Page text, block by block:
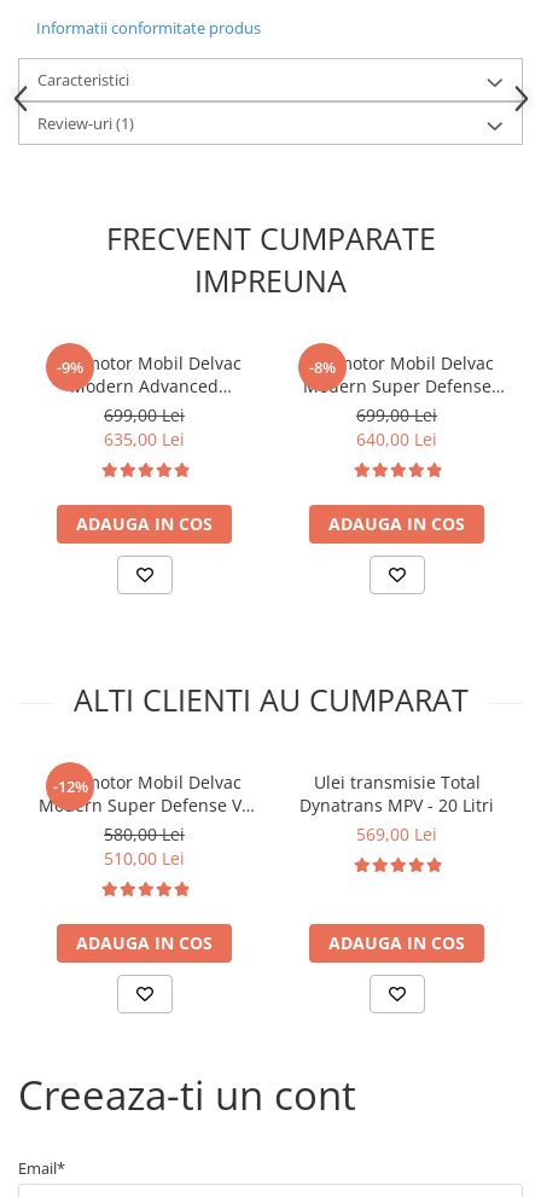
Kit lant distributie
Pompa apa
Transmisie
Kit transmisie
Directie/stabilizare
Cap de bara
Caroserie
Amortizor capota
Amortizor portbagaj/hayon
Amortizor
Arcuri
Pivot suspensie
■ Huse scaune auto
■ Covorase/presuri auto
■ Becuri auto
■ Accesorii auto interior
■ Electrice auto
■ Siguranta auto
■ Capace roti
■ Suporturi portbagaj
Informatii conformitate produs
Caracteristici
Review-uri(1)
FRECVENT CUMPARATE
IMPREUNA
-9%
Ulei motor Mobil Delvac
Modern Advanced
Protection 10W40 (XHP ESP)
- 20 Litri
699,00 Lei
635,00 Lei
ADAUGA IN COS
-8%
Ulei motor Mobil Delvac
Modern Super Defense
10W40 (MX EXTRA) - 20 Litri
699,00 Lei
640,00 Lei
ADAUGA IN COS
ALTI CLIENTI AU CUMPARAT
-12%
Ulei motor Mobil Delvac
Modern Super Defense V4
15W40 (Delvac MX) - 20 Litri
580,00 Lei
510,00 Lei
ADAUGA IN COS
Ulei transmisie Total
Dynatrans MPV - 20 Litri
569,00 Lei
ADAUGA IN COS
Creeaza-ti un cont
Email*